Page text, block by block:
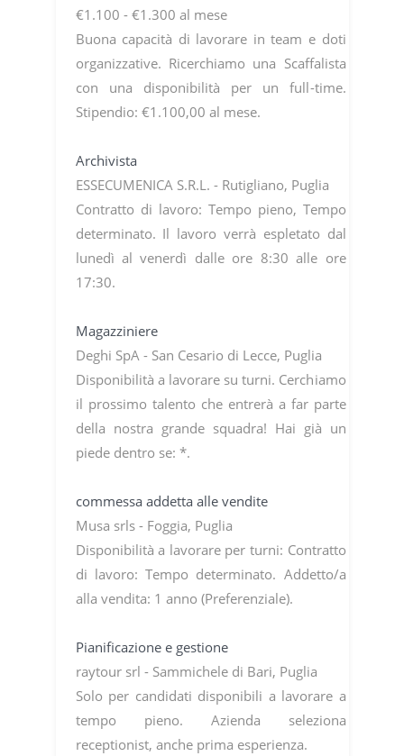
€1.100 - €1.300 al mese
Buona capacità di lavorare in team e doti
organizzative. Ricerchiamo una Scaffalista
con una disponibilità per un full-time.
Stipendio: €1.100,00 al mese.
Archivista
ESSECUMENICA S.R.L. - Rutigliano, Puglia
Contratto di lavoro: Tempo pieno, Tempo
determinato. Il lavoro verrà espletato dal
lunedì al venerdì dalle ore 8:30 alle ore
17:30.
Magazziniere
Deghi SpA - San Cesario di Lecce, Puglia
Disponibilità a lavorare su turni. Cerchiamo
il prossimo talento che entrerà a far parte
della nostra grande squadra! Hai già un
piede dentro se: *.
commessa addetta alle vendite
Musa srls - Foggia, Puglia
Disponibilità a lavorare per turni: Contratto
di lavoro: Tempo determinato. Addetto/a
alla vendita: 1 anno (Preferenziale).
Pianificazione e gestione
raytour srl - Sammichele di Bari, Puglia
Solo per candidati disponibili a lavorare a
tempo pieno. Azienda seleziona
receptionist, anche prima esperienza.